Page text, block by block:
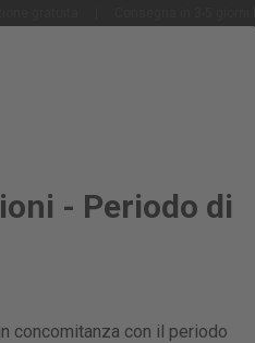
- Periodo di
concomitanza con il periodo
Consegna in 3-5